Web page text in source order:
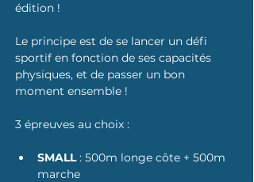
édition !
Le principe est de se lancer un défi
sportif en fonction de ses capacités
physiques, et de passer un bon
moment ensemble !
3 épreuves au choix :
SMALL : 500m longe côte + 500m
marche